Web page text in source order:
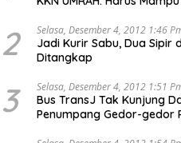
2 Selasa, Desember 4, 2012 1:46
Jadi Kurir Sabu, Dua Sipir
Ditangkap
3 Selasa, Desember 4, 2012 1:51
Bus TransJ Tak Kunjung
Penumpang Gedor-gedor